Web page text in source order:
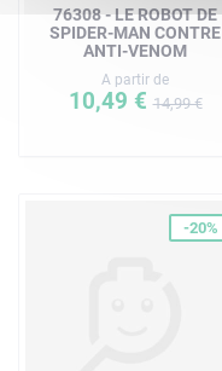
76308 - LE ROBOT DE
SPIDER-MAN CONTRE
ANTI-VENOM
A partir de
10,49 €14,99 €
-20%